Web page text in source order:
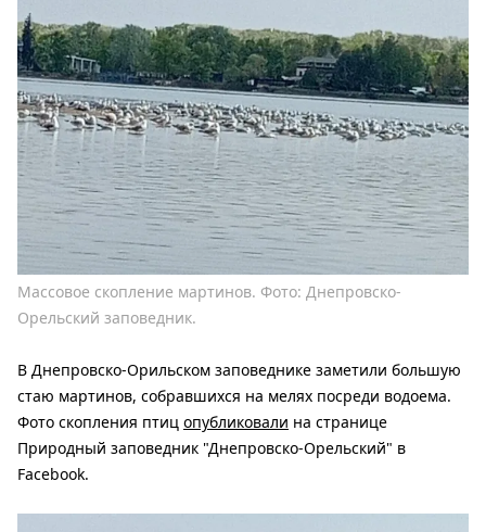
Массовое скопление мартинов. Фото: Днепровско-
Орельский заповедник.
В Днепровско-Орильском заповеднике заметили большую
стаю мартинов, собравшихся на мелях посреди водоема.
Фото скопления птиц опубликовали на странице
Природный заповедник "Днепровско-Орельский" в
Facebook.